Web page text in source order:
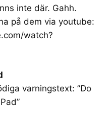
inte där. Gahh.
på dem via youtube:
watch?
varningstext: ”Do